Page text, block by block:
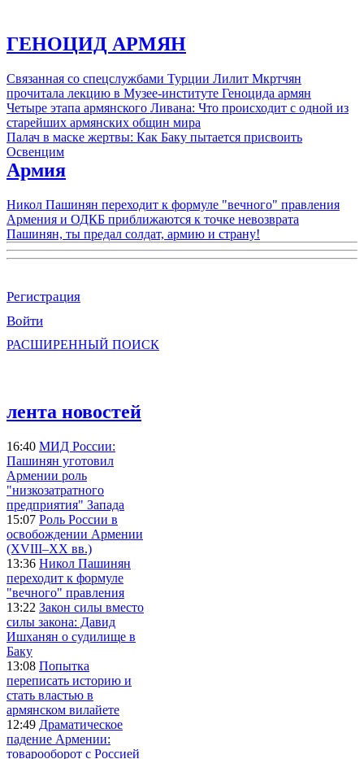
ГЕНОЦИД АРМЯН
Связанная со спецслужбами Турции Лилит Мкртчян
прочитала лекцию в Музее-институте Геноцида армян
Четыре этапа армянского Ливана: Что происходит с одной из
старейших армянских общин мира
Палач в маске жертвы: Как Баку пытается присвоить
Освенцим
Армия
Никол Пашинян переходит к формуле "вечного" правления
Армения и ОДКБ приближаются к точке невозврата
Пашинян, ты предал солдат, армию и страну!
Регистрация
Войти
РАСШИРЕННЫЙ ПОИСК
лента новостей
16:40 МИД России:
Пашинян уготовил
Армении роль
"низкозатратного
предприятия" Запада
15:07 Роль России в
освобождении Армении
(XVIII–XX вв.)
13:36 Никол Пашинян
переходит к формуле
"вечного" правления
13:22 Закон силы вместо
силы закона: Давид
Ишханян о судилище в
Баку
13:08 Попытка
переписать историю и
стать властью в
армянском вилайете
12:49 Драматическое
падение Армении:
товарооборот с Россией